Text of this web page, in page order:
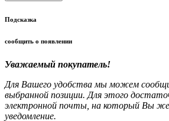
Подсказка
сообщить о появлении
Уважаемый покупатель!
Для Вашего удобства мы можем
выбранной позиции. Для этого
электронной почты, на который Вы
уведомление.